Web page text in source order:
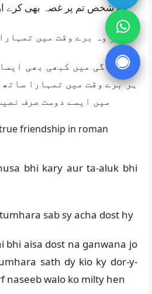
جو شخص تم پر غصہ بھی کرے
تو وہ برے وقت میں
کہ ذندگی میں کبھی بھی
ہر برے وقت میں تمہارا
میں ایسے دوست صرف
bhi kary aur ta-aluk bhi
sab sy acha dost hy
bhi aisa dost na ganwana jo
sath dy kio ky dor-y-
naseeb walo ko milty hen